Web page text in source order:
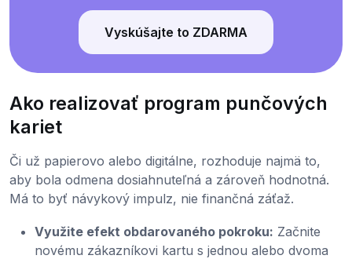
Vyskúšajte to ZDARMA
Ako realizovať program punčových
kariet
Či už papierovo alebo digitálne, rozhoduje najmä to,
aby bola odmena dosiahnuteľná a zároveň hodnotná.
Má to byť návykový impulz, nie finančná záťaž.
Využite efekt obdarovaného pokroku: Začnite
novému zákazníkovi kartu s jednou alebo dvoma